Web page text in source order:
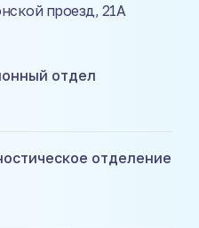
проезд, 21А
отдел
отделение